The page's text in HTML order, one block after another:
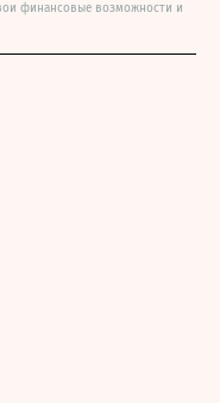
финансовые возможности и